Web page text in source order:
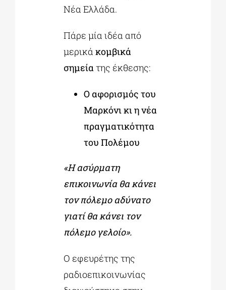
Νέα Ελλάδα.
Πάρε μία ιδέα από
μερικά κομβικά
σημεία της έκθεσης:
Ο αφορισμός του
Μαρκόνι κι η νέα
πραγματικότητα
του Πολέμου
«Η ασύρματη
επικοινωνία θα κάνει
τον πόλεμο αδύνατο
γιατί θα κάνει τον
πόλεμο γελοίο».
Ο εφευρέτης της
ραδιοεπικοινωνίας